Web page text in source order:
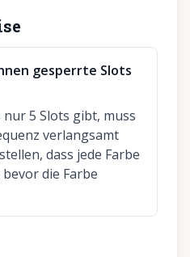
gesperrte Slots
nur 5 Slots gibt, muss
verlangsamt
dass jede Farbe
die Farbe